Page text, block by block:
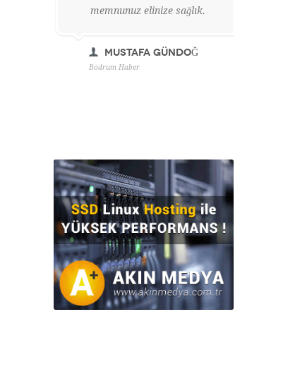
memnunuz elinize sağlık.
Mustafa GÜNDOĞ
Bodrum Haber